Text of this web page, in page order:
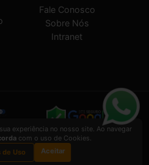
Fale Conosco
Sobre Nós
Intranet
2026 CREATED BYVAAPT
inscrita no CNPJ
experiência no nosso site. Ao navegar
com o uso de Cookies.
de Uso
Aceitar